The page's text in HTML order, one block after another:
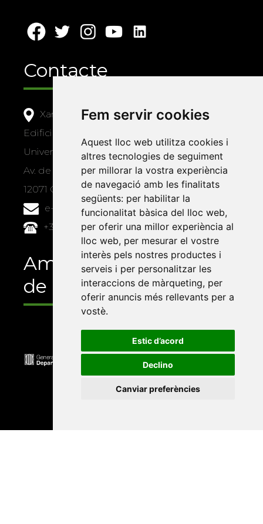
Fem servir cookies
Aquest lloc web utilitza cookies i
altres tecnologies de seguiment
per millorar la vostra experiència
de navegació amb les finalitats
següents: per habilitar la
funcionalitat bàsica del lloc web,
per oferir una millor experiència al
lloc web, per mesurar el vostre
interès pels nostres productes i
serveis i per personalitzar les
interaccions de màrqueting, per
oferir anuncis més rellevants per a
vostè.
Estic d’acord
Declino
Canviar preferències
Contacte
Xarxa Vives d'Universitats
Edifici Àgora
Universitat Jaume I, local 10
Av. de Vicent Sos Baynat, s/n
12071 Castelló de la Plana
e-buc@vives.org
+34 964 72 89 93
Amb el suport
de